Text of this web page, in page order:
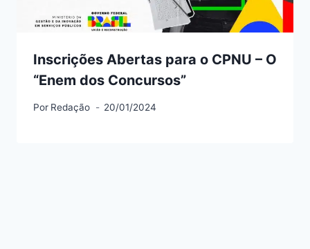
Inscrições Abertas para o CPNU – O
“Enem dos Concursos”
Por Redação 20/01/2024